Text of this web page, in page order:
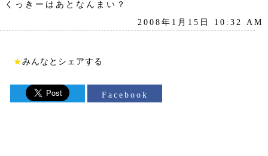
くっきーはあとなんまい？
2008年1月15日 10:32 AM
★みんなとシェアする
Facebook